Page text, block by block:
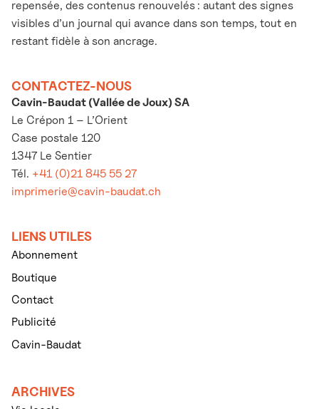
repensée, des contenus renouvelés : autant des signes
visibles d’un journal qui avance dans son temps, tout en
restant fidèle à son ancrage.
CONTACTEZ-NOUS
Cavin-Baudat (Vallée de Joux) SA
Le Crépon 1 – L’Orient
Case postale 120
1347 Le Sentier
Tél. +41 (0)21 845 55 27
imprimerie@cavin-baudat.ch
LIENS UTILES
Abonnement
Boutique
Contact
Publicité
Cavin-Baudat
ARCHIVES